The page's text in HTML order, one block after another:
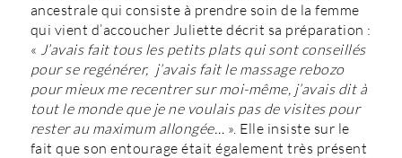
ancestrale qui consiste à prendre soin de la femme
qui vient d’accoucher Juliette décrit sa préparation :
« J’avais fait tous les petits plats qui sont conseillés
pour se regénérer, j’avais fait le massage rebozo
pour mieux me recentrer sur moi-même, j’avais dit à
tout le monde que je ne voulais pas de visites pour
rester au maximum allongée… ». Elle insiste sur le
fait que son entourage était également très présent